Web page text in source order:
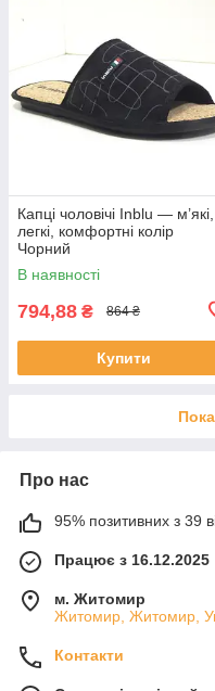
Капці чоловічі Inblu — м’які,
легкі, комфортні колір
Чорний
В наявності
794,88 ₴ 864 ₴
Купити
Про нас
95% позитивних з 39
Працює з 16.12.2025
м. Житомир
Житомир, Житомир,
Контакти